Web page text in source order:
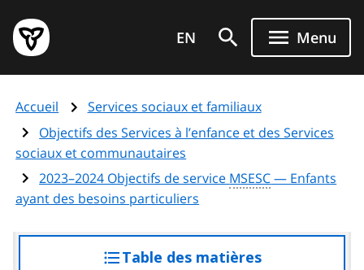
au
contenu
principal
Page
d'accueil
de
l'Ontario
EN Menu
Accueil
Services sociaux et familiaux
Objectifs des Services à l’enfance et des Services
sociaux et communautaires
2023–2024 Objectifs de service MSESC— Enfants
ayant des besoins particuliers
Table des matières